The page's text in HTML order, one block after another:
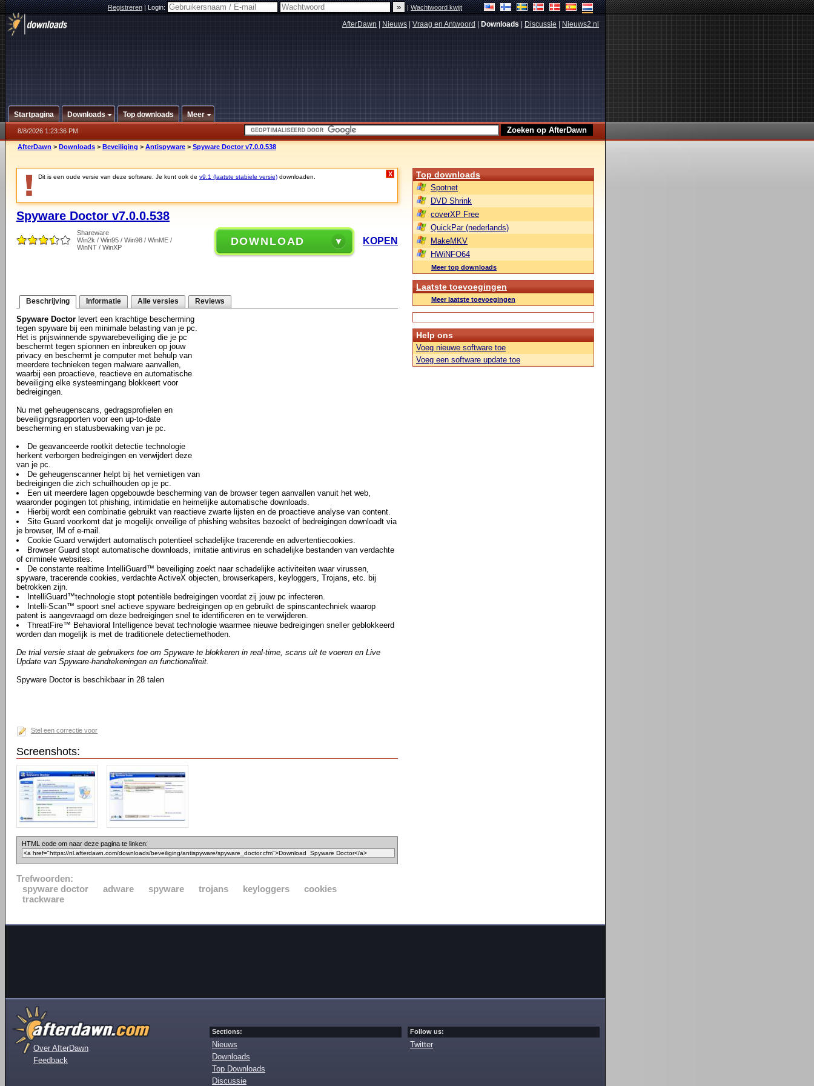
Registreren|Login: |Wachtwoord kwijt
AfterDawn Nieuws Vraag en Antwoord Downloads Discussie Nieuws2.nl
Startpagina Downloads Top downloads Meer
8/8/2026 1:23:36 PM
AfterDawn > Downloads > Beveiliging > Antispyware > Spyware Doctor v7.0.0.538
Dit is een oude versie van deze software. Je kunt ook de v9.1 (laatste stabiele versie) downloaden. X
Spyware Doctor v7.0.0.538
Shareware
Win2k / Win95 / Win98 / WinME /
WinNT / WinXP
DOWNLOAD KOPEN
Beschrijving Informatie Alle versies Reviews
Spyware Doctor levert een krachtige bescherming
tegen spyware bij een minimale belasting van je pc.
Het is prijswinnende spywarebeveiliging die je pc
beschermt tegen spionnen en inbreuken op jouw
privacy en beschermt je computer met behulp van
meerdere technieken tegen malware aanvallen,
waarbij een proactieve, reactieve en automatische
beveiliging elke systeemingang blokkeert voor
bedreigingen.
Nu met geheugenscans, gedragsprofielen en
beveiligingsrapporten voor een up-to-date
bescherming en statusbewaking van je pc.
De geavanceerde rootkit detectie technologie
herkent verborgen bedreigingen en verwijdert deze
van je pc.
De geheugenscanner helpt bij het vernietigen van
bedreigingen die zich schuilhouden op je pc.
Een uit meerdere lagen opgebouwde bescherming van de browser tegen aanvallen vanuit het web,
waaronder pogingen tot phishing, intimidatie en heimelijke automatische downloads.
Hierbij wordt een combinatie gebruikt van reactieve zwarte lijsten en de proactieve analyse van content.
Site Guard voorkomt dat je mogelijk onveilige of phishing websites bezoekt of bedreigingen downloadt via
je browser, IM of e-mail.
Cookie Guard verwijdert automatisch potentieel schadelijke tracerende en advertentiecookies.
Browser Guard stopt automatische downloads, imitatie antivirus en schadelijke bestanden van verdachte
of criminele websites.
De constante realtime IntelliGuard™ beveiliging zoekt naar schadelijke activiteiten waar virussen,
spyware, tracerende cookies, verdachte ActiveX objecten, browserkapers, keyloggers, Trojans, etc. bij
betrokken zijn.
IntelliGuard™technologie stopt potentiële bedreigingen voordat zij jouw pc infecteren.
Intelli-Scan™ spoort snel actieve spyware bedreigingen op en gebruikt de spinscantechniek waarop
patent is aangevraagd om deze bedreigingen snel te identificeren en te verwijderen.
ThreatFire™ Behavioral Intelligence bevat technologie waarmee nieuwe bedreigingen sneller geblokkeerd
worden dan mogelijk is met de traditionele detectiemethoden.
De trial versie staat de gebruikers toe om Spyware te blokkeren in real-time, scans uit te voeren en Live
Update van Spyware-handtekeningen en functionaliteit.
Spyware Doctor is beschikbaar in 28 talen
Stel een correctie voor
Screenshots:
HTML code om naar deze pagina te linken:
Trefwoorden:
spyware doctor
adware spyware trojans keyloggers
cookies
trackware
Top downloads
Spotnet
DVD Shrink
coverXP Free
QuickPar (nederlands)
MakeMKV
HWiNFO64
Meer top downloads
Laatste toevoegingen
Meer laatste toevoegingen
Help ons
Voeg nieuwe software toe
Voeg een software update toe
Over AfterDawn
Feedback
Sections:
Nieuws
Downloads
Top Downloads
Discussie
Follow us:
Twitter